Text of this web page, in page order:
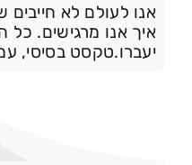
התמכרויות
תהליך הגמילה
אנו לעולם לא
איך אנו מרגישים.
יעברו.טקסט בסיסי,